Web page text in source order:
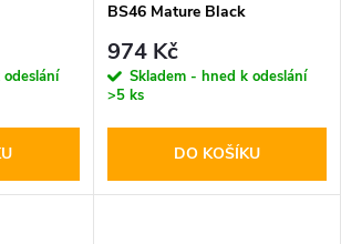
BS46 Mature Black
974 Kč
Skladem - hned k odeslání
>5 ks
DO KOŠÍKU